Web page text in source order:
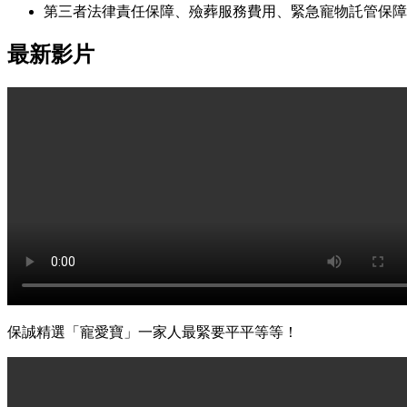
第三者法律責任保障、殮葬服務費用、緊急寵物託管保
最新影片
保誠精選「寵愛寶」一家人最緊要平平等等！